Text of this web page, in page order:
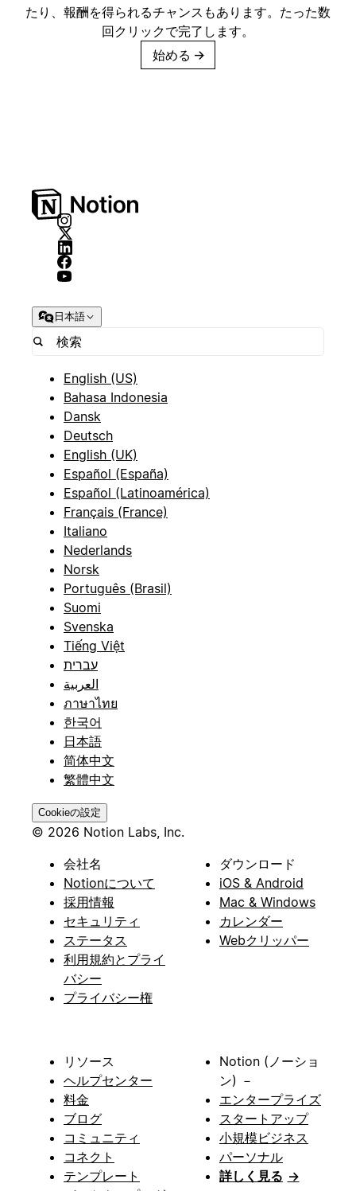
たり、報酬を得られるチャンスもあります。たった数
回クリックで完了します。
始める →
日本語
English (US)
Bahasa Indonesia
Dansk
Deutsch
English (UK)
Español (España)
Español (Latinoamérica)
Français (France)
Italiano
Nederlands
Norsk
Português (Brasil)
Suomi
Svenska
Tiếng Việt
עברית
العربية
ภาษาไทย
한국어
日本語
简体中文
繁體中文
Cookieの設定
© 2026 Notion Labs, Inc.
会社名
Notionについて
採用情報
セキュリティ
ステータス
利用規約とプライ
バシー
プライバシー権
ダウンロード
iOS & Android
Mac & Windows
カレンダー
Webクリッパー
リソース
ヘルプセンター
料金
ブログ
コミュニティ
コネクト
テンプレート
Notion (ノーショ
ン) －
エンタープライズ
スタートアップ
小規模ビジネス
パーソナル
詳しく見る →